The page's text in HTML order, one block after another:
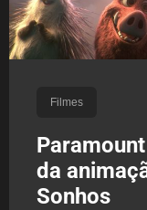
Filmes
da
Sonhos